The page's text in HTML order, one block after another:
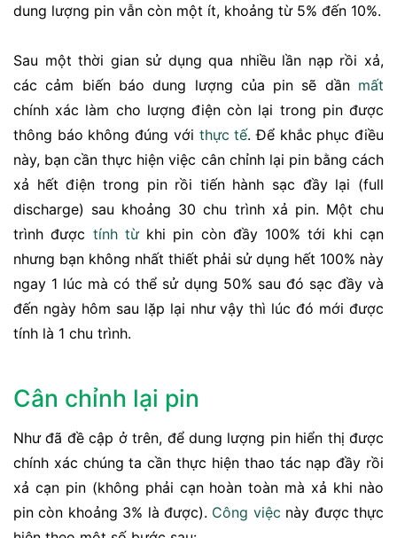
dung lượng pin vẫn còn một ít, khoảng từ 5% đến 10%.
Sau một thời gian sử dụng qua nhiều lần nạp rồi xả,
các cảm biến báo dung lượng của pin sẽ dần mất
chính xác làm cho lượng điện còn lại trong pin được
thông báo không đúng với thực tế. Để khắc phục điều
này, bạn cần thực hiện việc cân chỉnh lại pin bằng cách
xả hết điện trong pin rồi tiến hành sạc đầy lại (full
discharge) sau khoảng 30 chu trình xả pin. Một chu
trình được tính từkhi pin còn đầy 100% tới khi cạn
nhưng bạn không nhất thiết phải sử dụng hết 100% này
ngay 1 lúc mà có thể sử dụng 50% sau đó sạc đầy và
đến ngày hôm sau lặp lại như vậy thì lúc đó mới được
tính là 1 chu trình.
Cân chỉnh lại pin
Như đã đề cập ở trên, để dung lượng pin hiển thị được
chính xác chúng ta cần thực hiện thao tác nạp đầy rồi
xả cạn pin (không phải cạn hoàn toàn mà xả khi nào
pin còn khoảng 3% là được). Công việc này được thực